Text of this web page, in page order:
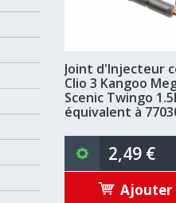
Joint d'Injecteur
Clio 3 Kangoo
Scenic Twingo
équivalent à
2,49 €
Ajouter